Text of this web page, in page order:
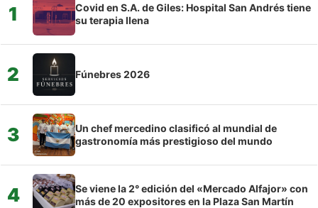
1
Covid en S.A. de Giles: Hospital San Andrés tiene
su terapia llena
2 Fúnebres 2026
3
Un chef mercedino clasificó al mundial de
gastronomía más prestigioso del mundo
4
Se viene la 2° edición del «Mercado Alfajor» con
más de 20 expositores en la Plaza San Martín